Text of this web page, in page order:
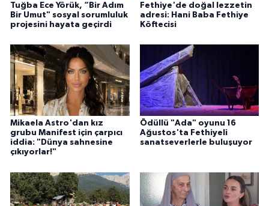
Tuğba Ece Yörük, “Bir Adım
Bir Umut" sosyal sorumluluk
projesini hayata geçirdi
Fethiye'de doğal lezzetin
adresi: Hani Baba Fethiye
Köftecisi
Mikaela Astro'dan kız
grubu Manifest için çarpıcı
iddia: "Dünya sahnesine
çıkıyorlar!"
Ödüllü "Ada" oyunu 16
Ağustos'ta Fethiyeli
sanatseverlerle buluşuyor